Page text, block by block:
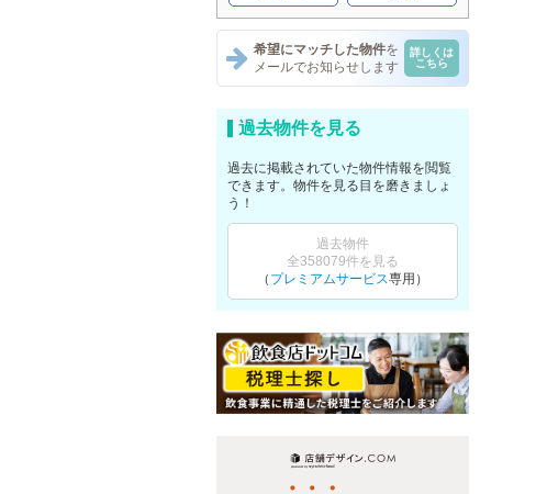
希望にマッチした物件を
メールでお知らせします
詳しくは
こちら
過去物件を見る
過去に掲載されていた物件情報を閲覧
できます。物件を見る目を磨きましょ
う！
過去物件
全358079件を見る
（ プレミアムサービス専用）